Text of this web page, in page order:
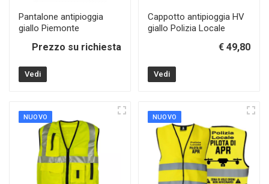
Pantalone antipioggia
giallo Piemonte
Prezzo su richiesta
Vedi
Cappotto antipioggia HV
giallo Polizia Locale
€ 49,80
Vedi
NUOVO NUOVO